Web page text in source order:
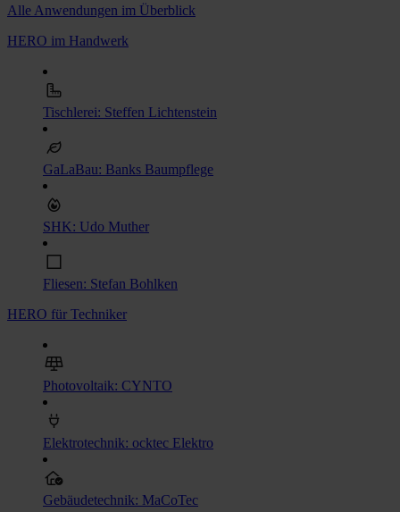
Alle Anwendungen im Überblick
HERO im Handwerk
Tischlerei: Steffen Lichtenstein
GaLaBau: Banks Baumpflege
SHK: Udo Muther
Fliesen: Stefan Bohlken
HERO für Techniker
Photovoltaik: CYNTO
Elektrotechnik: ocktec Elektro
Gebäudetechnik: MaCoTec